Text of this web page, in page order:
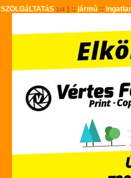
SZOLGáLTATáS 1/4] :: jármû::